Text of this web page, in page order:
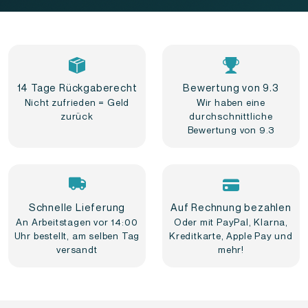
14 Tage Rückgaberecht
Nicht zufrieden = Geld
zurück
Bewertung von 9.3
Wir haben eine
durchschnittliche
Bewertung von 9.3
Schnelle Lieferung
An Arbeitstagen vor 14:00
Uhr bestellt, am selben Tag
versandt
Auf Rechnung bezahlen
Oder mit PayPal, Klarna,
Kreditkarte, Apple Pay und
mehr!